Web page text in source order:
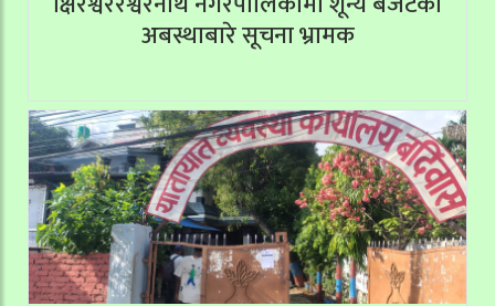
अबस्थाबारे सूचना भ्रामक